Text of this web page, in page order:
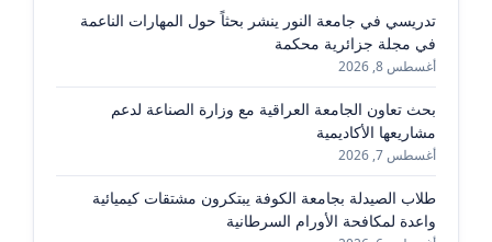
تدريسي في جامعة النور ينشر بحثاً حول المهارات الناعمة
في مجلة جزائرية محكمة
أغسطس 8, 2026
بحث تعاون الجامعة العراقية مع وزارة الصناعة لدعم
مشاريعها الأكاديمية
أغسطس 7, 2026
طلاب الصيدلة بجامعة الكوفة يبتكرون مشتقات كيميائية
واعدة لمكافحة الأورام السرطانية